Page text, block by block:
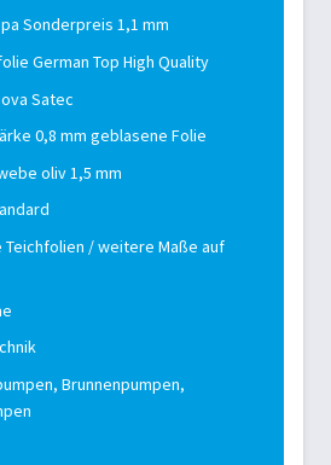
Sonderpreis 1,1 mm
German Top High Quality
Satec
0,8 mm geblasene Folie
oliv 1,5 mm
/ weitere Maße auf
Brunnenpumpen,